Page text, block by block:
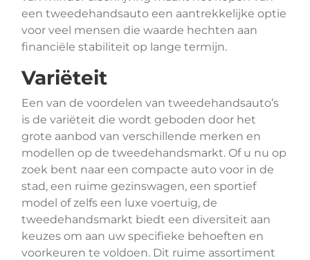
een tweedehandsauto een aantrekkelijke optie
voor veel mensen die waarde hechten aan
financiële stabiliteit op lange termijn.
Variëteit
Een van de voordelen van tweedehandsauto’s
is de variëteit die wordt geboden door het
grote aanbod van verschillende merken en
modellen op de tweedehandsmarkt. Of u nu op
zoek bent naar een compacte auto voor in de
stad, een ruime gezinswagen, een sportief
model of zelfs een luxe voertuig, de
tweedehandsmarkt biedt een diversiteit aan
keuzes om aan uw specifieke behoeften en
voorkeuren te voldoen. Dit ruime assortiment